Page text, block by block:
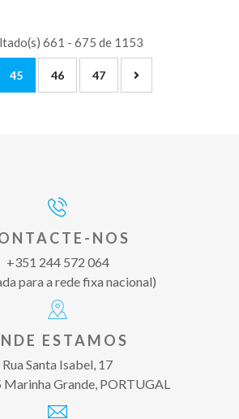
661 - 675 de 1153
45 46 47
NOS
+351 244 572 064
para a rede fixa nacional)
ESTAMOS
Rua Santa Isabel, 17
Grande, PORTUGAL